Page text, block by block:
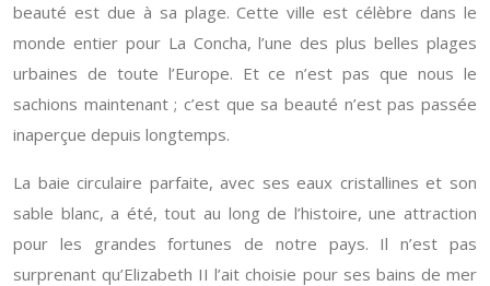
beauté est due à sa plage. Cette ville est célèbre dans le
monde entier pour La Concha, l’une des plus belles plages
urbaines de toute l’Europe. Et ce n’est pas que nous le
sachions maintenant ; c’est que sa beauté n’est pas passée
inaperçue depuis longtemps.
La baie circulaire parfaite, avec ses eaux cristallines et son
sable blanc, a été, tout au long de l’histoire, une attraction
pour les grandes fortunes de notre pays. Il n’est pas
surprenant qu’Elizabeth II l’ait choisie pour ses bains de mer